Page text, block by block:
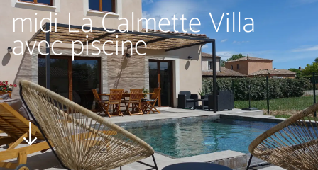
midi La Calmette Villa
avec piscine